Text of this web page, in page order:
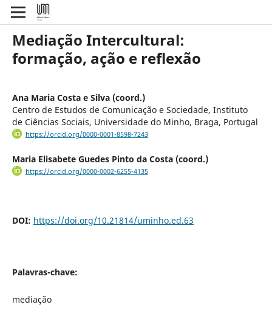
Mediação Intercultural:
formação, ação e reflexão
Ana Maria Costa e Silva (coord.)
Centro de Estudos de Comunicação e Sociedade, Instituto
de Ciências Sociais, Universidade do Minho, Braga, Portugal
https://orcid.org/0000-0001-8598-7243
Maria Elisabete Guedes Pinto da Costa (coord.)
https://orcid.org/0000-0002-6255-4135
DOI: https://doi.org/10.21814/uminho.ed.63
Palavras-chave:
mediação